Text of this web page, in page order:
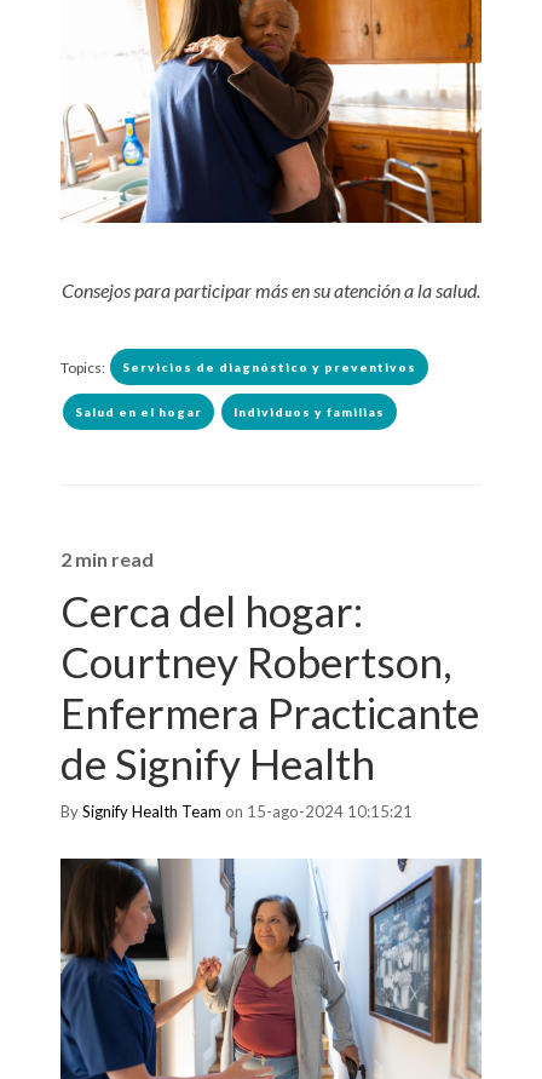
Consejos para participar más en su atención a la salud.
Topics: Servicios de diagnóstico y preventivos
Salud en el hogar Individuos y familias
2 min read
Cerca del hogar:
Courtney Robertson,
Enfermera Practicante
de Signify Health
BySignify Health Team on 15-ago-2024 10:15:21